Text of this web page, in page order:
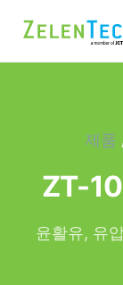
제품
ZT-
윤활유, 유